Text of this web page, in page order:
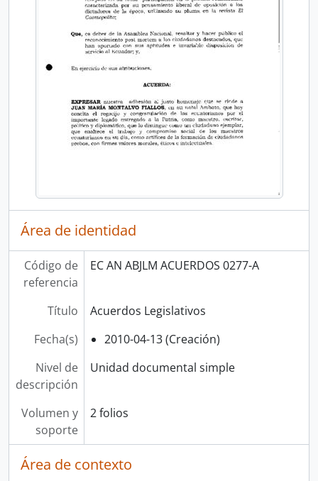
Área de identidad
Código de
referencia
EC AN ABJLM ACUERDOS 0277-A
Título
Acuerdos Legislativos
Fecha(s)
2010-04-13 (Creación)
Nivel de
descripción
Unidad documental simple
Volumen y
soporte
2 folios
Área de contexto